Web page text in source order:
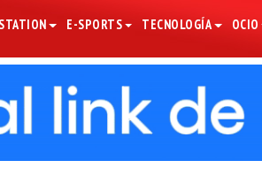
E-SPORTS TECNOLOGÍA OCIO